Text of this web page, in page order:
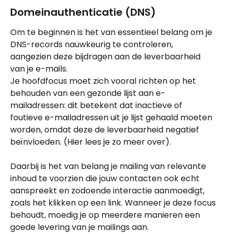
Domeinauthenticatie (DNS)
Om te beginnen is het van essentieel belang om je
DNS-records nauwkeurig te controleren,
aangezien deze bijdragen aan de leverbaarheid
van je e-mails.
Je hoofdfocus moet zich vooral richten op het
behouden van een gezonde lijst aan e-
mailadressen: dit betekent dat inactieve of
foutieve e-mailadressen uit je lijst gehaald moeten
worden, omdat deze de leverbaarheid negatief
beïnvloeden. (Hier lees je zo meer over).
Daarbij is het van belang je mailing van relevante
inhoud te voorzien die jouw contacten ook echt
aanspreekt en zodoende interactie aanmoedigt,
zoals het klikken op een link. Wanneer je deze focus
behoudt, moedig je op meerdere manieren een
goede levering van je mailings aan.